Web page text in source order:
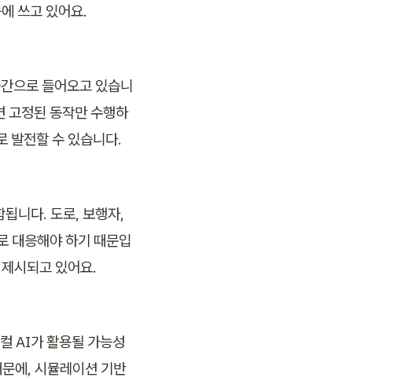
쓰고 있어요.
으로 들어오고 있습니
고정된 동작만 수행하
발전할 수 있습니다.
니다. 도로, 보행자,
대응해야 하기 때문입
시되고 있어요.
AI가 활용될 가능성
에, 시뮬레이션 기반